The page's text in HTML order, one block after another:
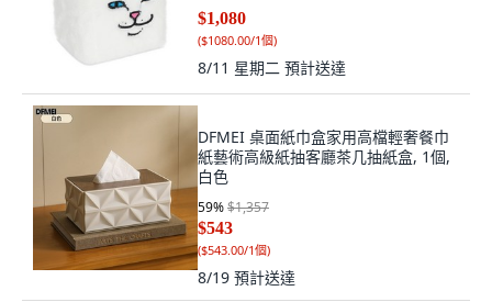
$1,080
($1080.00/1個)
8/11 星期二 預計送達
DFMEI 桌面紙巾盒家用高檔輕奢餐巾
紙藝術高級紙抽客廳茶几抽紙盒, 1個,
白色
59%$1,357
$543
($543.00/1個)
8/19 預計送達